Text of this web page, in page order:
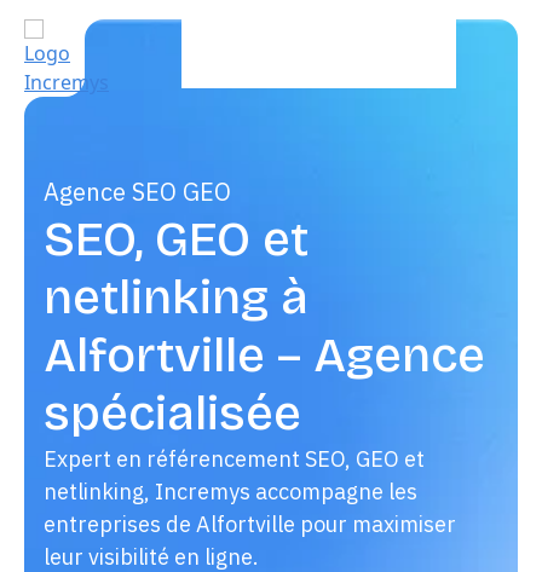
Agence SEO GEO
SEO, GEO et
netlinking à
Alfortville – Agence
spécialisée
Expert en référencement SEO, GEO et
netlinking, Incremys accompagne les
entreprises de Alfortville pour maximiser
leur visibilité en ligne.